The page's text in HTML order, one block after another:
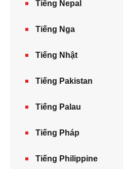
Tiếng Nepal‎
Tiếng Nga
Tiếng Nhật
Tiếng Pakistan
Tiếng Palau
Tiếng Pháp
Tiếng Philippine